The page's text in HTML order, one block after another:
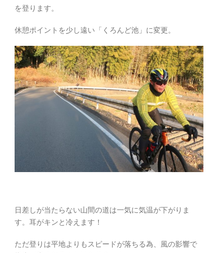
を登ります。
休憩ポイントを少し遠い「くろんど池」に変更。
日差しが当たらない山間の道は一気に気温が下がりま
す。耳がキンと冷えます！
ただ登りは平地よりもスピードが落ちる為、風の影響で